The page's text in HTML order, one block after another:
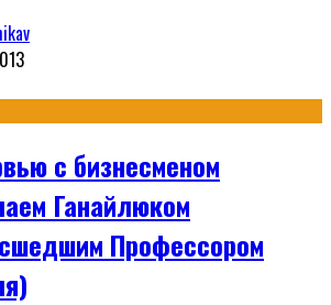
с бизнесменом
Ганайлюком
Профессором